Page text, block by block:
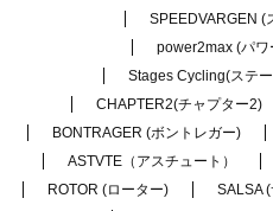
SPEEDVARGEN (
power2max (パワ
Stages Cycling(ステ
CHAPTER2(チャプター2)
BONTRAGER (ボントレガー)
ASTVTE（アスチュート）
ROTOR (ローター)
SALSA